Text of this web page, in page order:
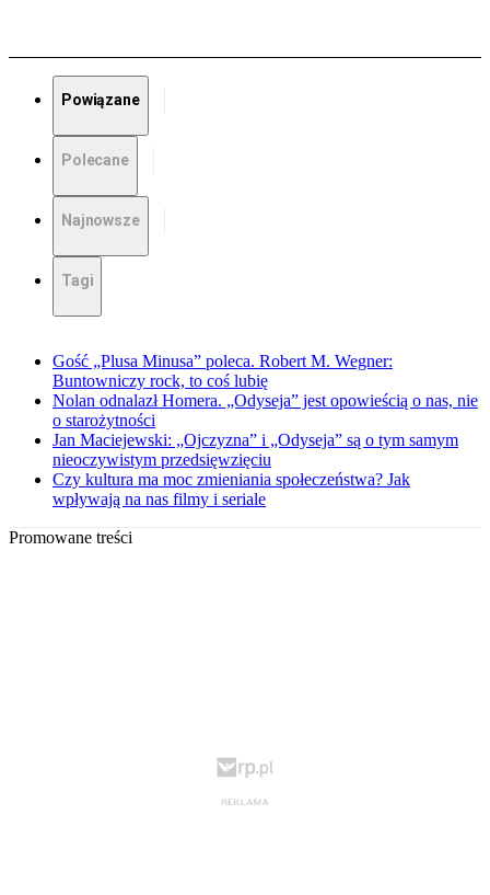
Powiązane
Polecane
Najnowsze
Tagi
Gość „Plusa Minusa” poleca. Robert M. Wegner:
Buntowniczy rock, to coś lubię
Nolan odnalazł Homera. „Odyseja” jest opowieścią o nas, nie
o starożytności
Jan Maciejewski: „Ojczyzna” i „Odyseja” są o tym samym
nieoczywistym przedsięwzięciu
Czy kultura ma moc zmieniania społeczeństwa? Jak
wpływają na nas filmy i seriale
Promowane treści